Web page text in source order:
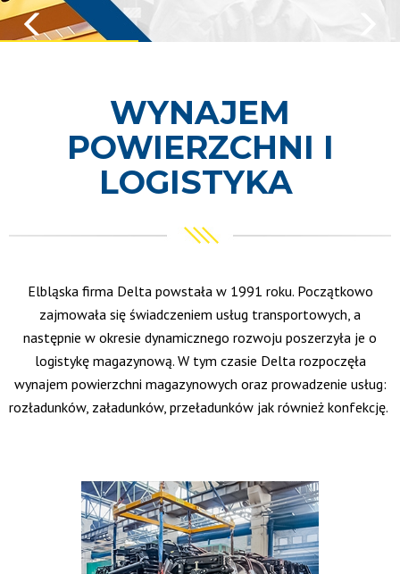
WYNAJEM
POWIERZCHNI I
LOGISTYKA
Elbląska firma Delta powstała w 1991 roku. Początkowo
zajmowała się świadczeniem usług transportowych, a
następnie w okresie dynamicznego rozwoju poszerzyła je o
logistykę magazynową. W tym czasie Delta rozpoczęła
wynajem powierzchni magazynowych oraz prowadzenie usług:
rozładunków, załadunków, przeładunków jak również konfekcję.